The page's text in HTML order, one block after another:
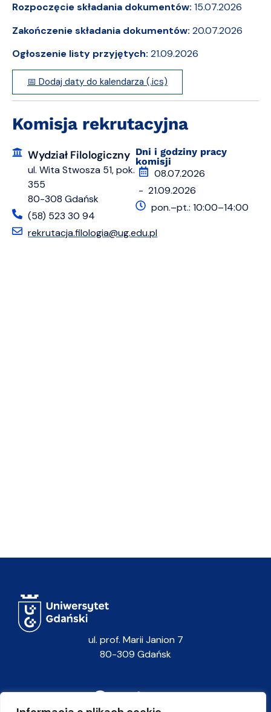
Rozpoczęcie składania dokumentów: 15.07.2026
Zakończenie składania dokumentów: 20.07.2026
Ogłoszenie listy przyjętych: 21.09.2026
📅 Dodaj daty do kalendarza (.ics)
Komisja rekrutacyjna
Wydział Filologiczny
ul. Wita Stwosza 51, pok.
355
80-308 Gdańsk
(58) 523 30 94
rekrutacja.filologia@ug.edu.pl
Dni i godziny pracy
komisji
08.07.2026
- 21.09.2026
pon.–pt.: 10:00–14:00
ul. prof. Marii Janion 7
80-309 Gdańsk